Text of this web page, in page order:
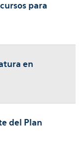
para
en
del Plan